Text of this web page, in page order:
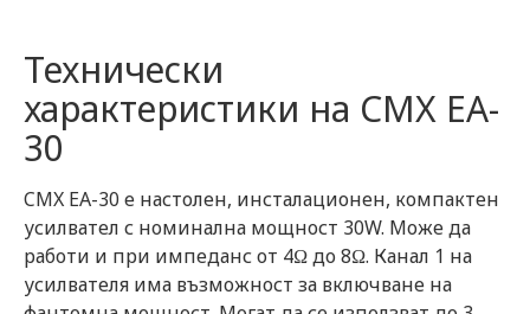
Технически
характеристики на CMX EA-
30
CMX EA-30 е настолен, инсталационен, компактен
усилвател с номинална мощност 30W. Може да
работи и при импеданс от 4Ω до 8Ω. Канал 1 на
усилвателя има възможност за включване на